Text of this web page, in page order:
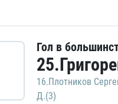
Гол в
16.Плотников
Д.(3)